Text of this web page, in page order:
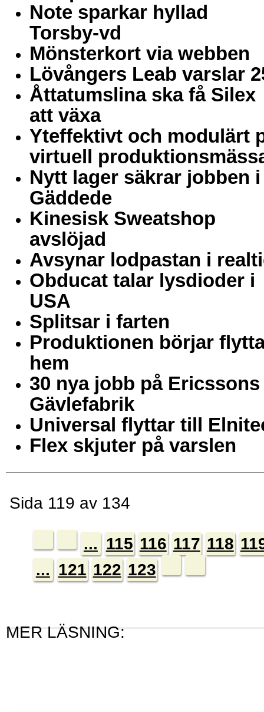
Note sparkar hyllad
Torsby-vd
Mönsterkort via webben
Lövångers Leab varslar
Åttatumslina ska få Silex
att växa
Yteffektivt och modulärt
virtuell
Nytt lager säkrar jobben i
Gäddede
Kinesisk Sweatshop
avslöjad
Avsynar lodpastan i
Obducat talar lysdioder i
USA
Splitsar i farten
Produktionen börjar
hem
30 nya jobb på Ericssons
Gävlefabrik
Universal flyttar till
Flex skjuter på varslen
Sida 119 av 134
... 115 116 117 118
... 121 122 123